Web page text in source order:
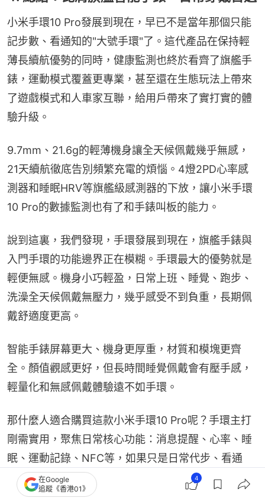
小米手環10 Pro發展到現在，早已不是當年那個只能
記步數、看通知的"大號手環"了。這代產品在保持輕
薄長續航優勢的同時，健康監測也終於看齊了旗艦手
錶，運動模式覆蓋更專業，甚至還在生態玩法上帶來
了遊戲模式和人車家互聯，給用戶帶來了實打實的體
驗升級。
9.7mm、21.6g的輕薄機身讓全天候佩戴幾乎無感，
21天續航徹底告別頻繁充電的煩惱。4燈2PD心率感
測器和睡眠HRV等旗艦級感測器的下放，讓小米手環
10 Pro的數據監測也有了和手錶叫板的能力。
說到這裏，我們發現，手環發展到現在，旗艦手錶與
入門手環的功能邊界正在模糊。手環最大的優勢就是
輕便無感。機身小巧輕盈，日常上班、睡覺、跑步、
洗澡全天候佩戴無壓力，幾乎感受不到負重，長期佩
戴舒適度更高。
智能手錶屏幕更大、機身更厚重，材質和模塊更齊
全。顏值觀感更好，但長時間睡覺佩戴會有壓手感，
輕量化和無感佩戴體驗遠不如手環。
那什麼人適合購買這款小米手環10 Pro呢？手環主打
剛需實用，聚焦日常核心功能：消息提醒、心率、睡
眠、運動記錄、NFC等，如果只是日常代步、看通
知、監測睡眠和運動，追求輕便省心、續航耐用，手
環是最優解，完全夠用且性價比更高。
在Google
追蹤《香港01》
4